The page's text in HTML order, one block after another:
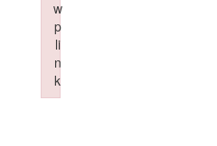
w
p
li
n
k
Failed to initialize plugin: wplink